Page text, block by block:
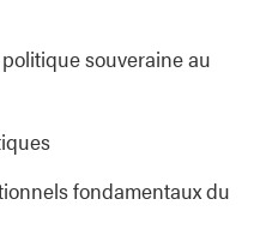
souveraine au
fondamentaux du